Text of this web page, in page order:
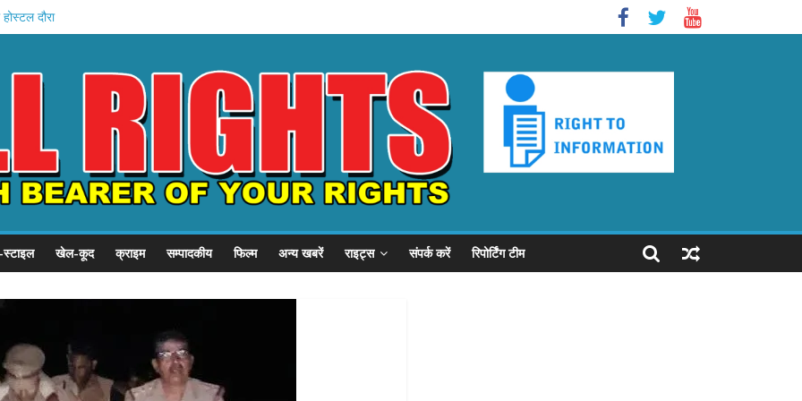
दौरा
हजार करोड़
खादी मॉल
की शुरुआत
खेल-कूद क्राइम सम्पादकीय फिल्म अन्य खबरें राइट्स संपर्क करें रिपोर्टिंग टीम